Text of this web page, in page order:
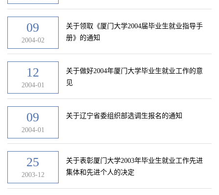
09
2004-02
关于领取《厦门大学2004届毕业生就业指导手
册》的通知
12
2004-01
关于做好2004年厦门大学毕业生就业工作的意
见
09
2004-01
关于辽宁省委组织部选调生报名的通知
25
2003-12
关于表彰厦门大学2003年毕业生就业工作先进
集体和先进个人的决定